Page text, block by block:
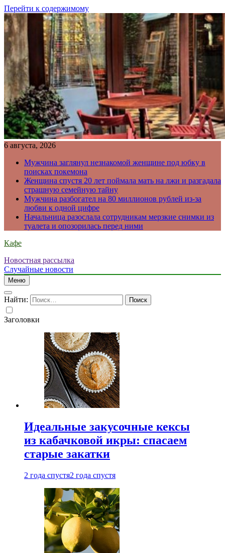
Перейти к содержимому
6 августа, 2026
Мужчина заглянул незнакомой женщине под юбку в
поисках покемона
Женщина спустя 20 лет поймала мать на лжи и разгадала
страшную семейную тайну
Мужчина разбогател на 80 миллионов рублей из-за
любви к одной цифре
Начальница разослала сотрудникам мерзкие снимки из
туалета и опозорилась перед ними
Кафе
Новостная рассылка
Случайные новости
Меню
Найти:
Заголовки
Идеальные закусочные кексы
из кабачковой икры: спасаем
старые закатки
2 года спустя2 года спустя